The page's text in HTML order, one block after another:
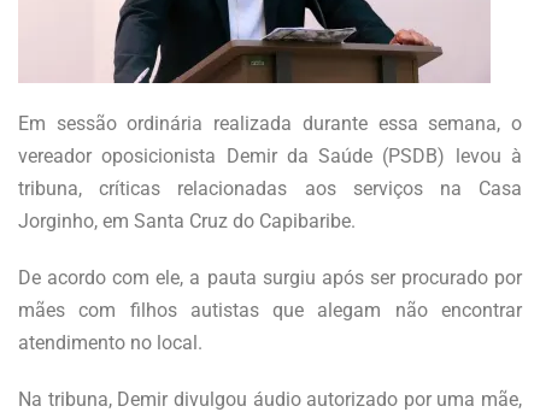
Em sessão ordinária realizada durante essa semana, o
vereador oposicionista Demir da Saúde (PSDB) levou à
tribuna, críticas relacionadas aos serviços na Casa
Jorginho, em Santa Cruz do Capibaribe.
De acordo com ele, a pauta surgiu após ser procurado por
mães com filhos autistas que alegam não encontrar
atendimento no local.
Na tribuna, Demir divulgou áudio autorizado por uma mãe,